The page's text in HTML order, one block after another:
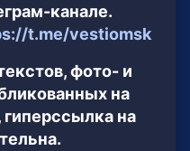
канале.
t.me/vestiomsk
фото- и
на
на